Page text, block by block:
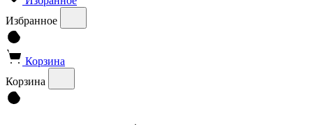
Избранное
Корзина
Корзина